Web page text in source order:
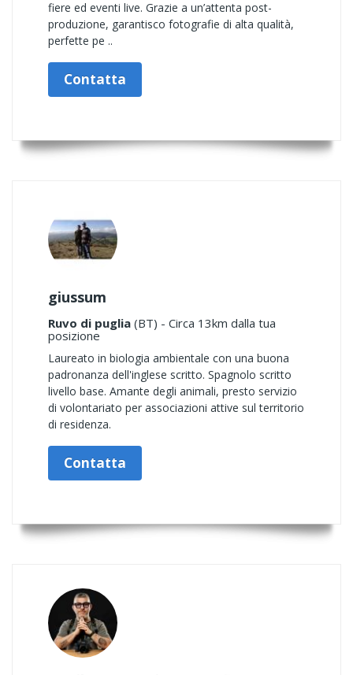
fiere ed eventi live. Grazie a un’attenta post-
produzione, garantisco fotografie di alta qualità,
perfette pe ..
Contatta
giussum
Ruvo di puglia (BT) - Circa 13km dalla tua
posizione
Laureato in biologia ambientale con una buona
padronanza dell'inglese scritto. Spagnolo scritto
livello base. Amante degli animali, presto servizio
di volontariato per associazioni attive sul territorio
di residenza.
Contatta